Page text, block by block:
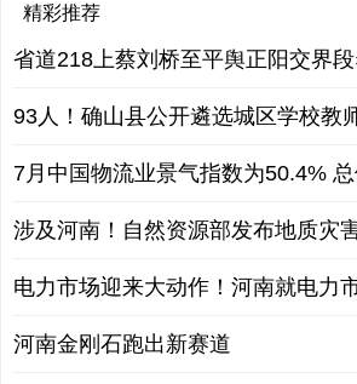
精彩推荐
省道218上蔡刘桥至平舆正阳交界
93人！确山县公开遴选城区学校教
7月中国物流业景气指数为50.4%
涉及河南！自然资源部发布地质灾
电力市场迎来大动作！河南就电力
河南金刚石跑出新赛道